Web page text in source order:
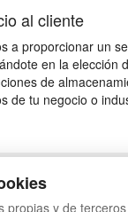
al cliente
a proporcionar un
en la elección
de
de tu negocio o
propias y de